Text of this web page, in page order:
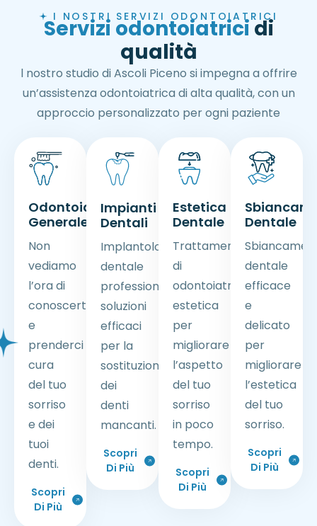
I NOSTRI SERVIZI ODONTOIATRICI
Servizi odontoiatricidi
qualità
l nostro studio di Ascoli Piceno si impegna a offrire
un’assistenza odontoiatrica di alta qualità, con un
approccio personalizzato per ogni paziente
Odontoiatria
Generale
Non
vediamo
l’ora di
conoscerti
e
prenderci
cura
del tuo
sorriso
e dei
tuoi
denti.
Scopri
Di Più
Impianti
Dentali
Implantologia
dentale
professionale:
soluzioni
efficaci
per la
sostituzione
dei
denti
mancanti.
Scopri
Di Più
Estetica
Dentale
Trattamenti
di
odontoiatria
estetica
per
migliorare
l’aspetto
del tuo
sorriso
in poco
tempo.
Scopri
Di Più
Dentale
dentale
efficace
e
delicato
per
migliorare
l’estetica
del tuo
sorriso.
Scopri
Di Più